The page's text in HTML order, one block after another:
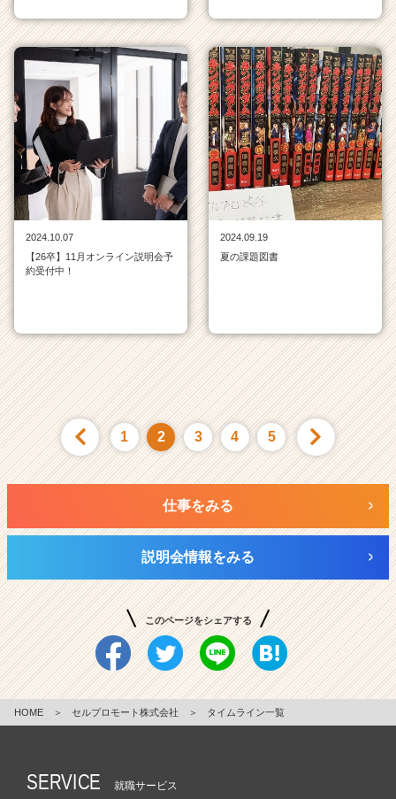
2024.10.07
【26卒】11月オンライン説明会予
約受付中！
2024.09.19
夏の課題図書
1 2 3 4 5
仕事をみる
説明会情報をみる
このページをシェアする
HOME ＞ セルプロモート株式会社 ＞ タイムライン一覧
SERVICE 就職サービス